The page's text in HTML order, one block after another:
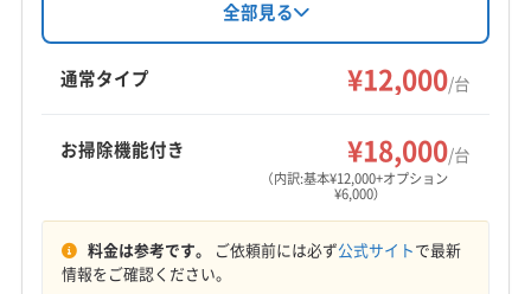
エアコン内部を丁寧に洗浄。防カビ・抗菌コー
ティングにも対応しています。土日祝日も営業
し、損害保険加入済み。2台以上の依頼でお得な
割引があります。口コミ評価を重視し、改善に
全部見る
通常タイプ ¥12,000/台
お掃除機能付き ¥18,000/台
（内訳:基本¥12,000+オプション
¥6,000）
料金は参考です。 ご依頼前には必ず公式サイトで最新
情報をご確認ください。